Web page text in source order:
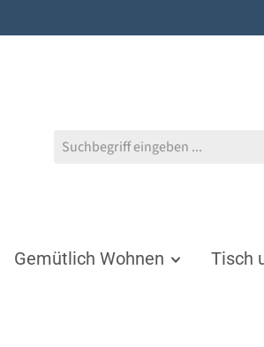
Gemütlich Wohnen Tisch